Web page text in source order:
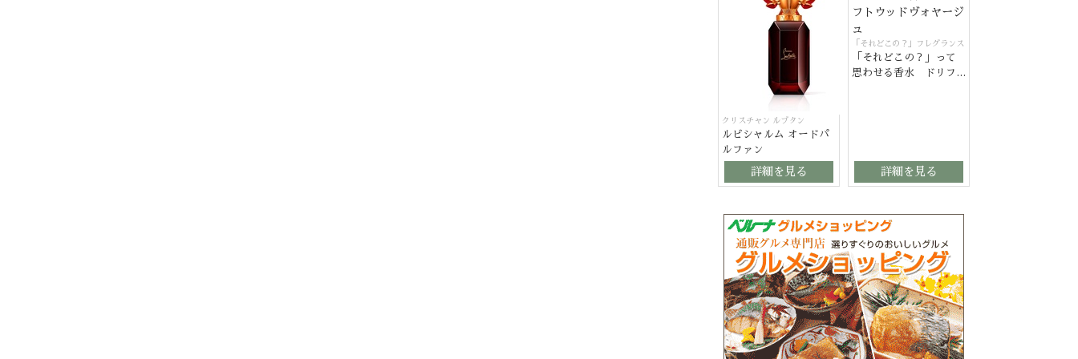
クリスチャン ルブタン
ルビシャルム オードパ
ルファン
詳細を見る
「それどこの？」フレグランス
「それどこの？」って
思わせる香水 ドリフ
詳細を見る